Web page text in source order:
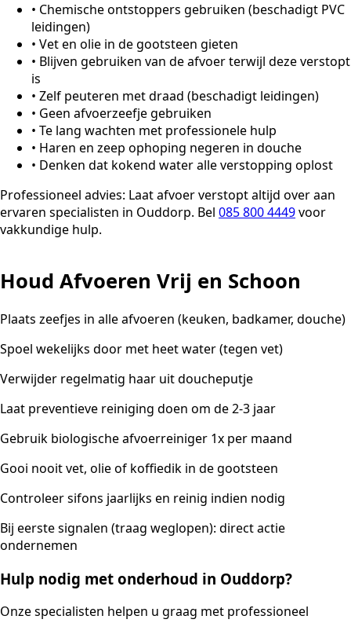
• Chemische ontstoppers gebruiken (beschadigt PVC
leidingen)
• Vet en olie in de gootsteen gieten
• Blijven gebruiken van de afvoer terwijl deze verstopt
is
• Zelf peuteren met draad (beschadigt leidingen)
• Geen afvoerzeefje gebruiken
• Te lang wachten met professionele hulp
• Haren en zeep ophoping negeren in douche
• Denken dat kokend water alle verstopping oplost
Professioneel advies: Laat afvoer verstopt altijd over aan
ervaren specialisten in Ouddorp. Bel 085 800 4449voor
vakkundige hulp.
Houd Afvoeren Vrij en Schoon
Plaats zeefjes in alle afvoeren (keuken, badkamer, douche)
Spoel wekelijks door met heet water (tegen vet)
Verwijder regelmatig haar uit doucheputje
Laat preventieve reiniging doen om de 2-3 jaar
Gebruik biologische afvoerreiniger 1x per maand
Gooi nooit vet, olie of koffiedik in de gootsteen
Controleer sifons jaarlijks en reinig indien nodig
Bij eerste signalen (traag weglopen): direct actie
ondernemen
Hulp nodig met onderhoud in Ouddorp?
Onze specialisten helpen u graag met professioneel